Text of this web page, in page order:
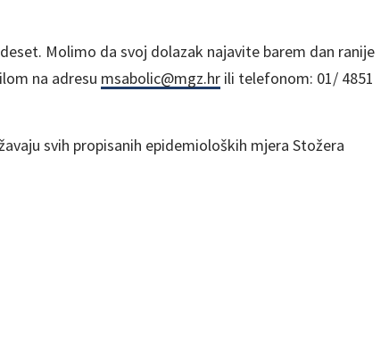
Molimo da svoj dolazak najavite barem dan ranije
na adresu msabolic@mgz.hr ili telefonom: 01/ 4851
svih propisanih epidemioloških mjera Stožera